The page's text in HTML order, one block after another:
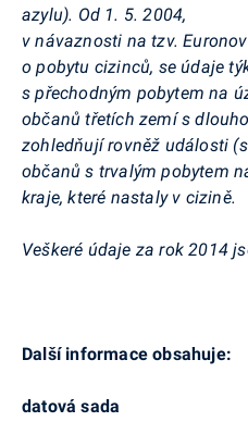
azylu). Od 1. 5. 2004,
v návaznosti na tzv.
o pobytu cizinců, se údaje
s přechodným pobytem na
občanů třetích zemí s
zohledňují rovněž události
občanů s trvalým pobytem
kraje, které nastaly v cizině.
Veškeré údaje za rok 2014
Další informace obsahuje:
datová sada